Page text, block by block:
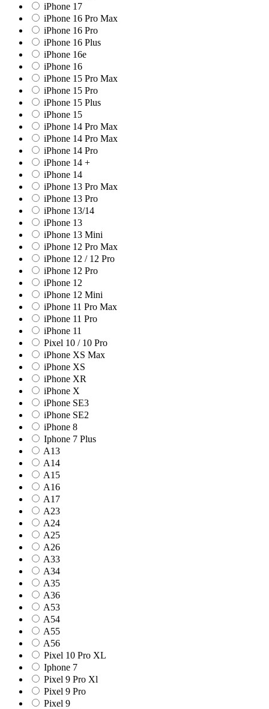
iPhone 17
iPhone 16 Pro Max
iPhone 16 Pro
iPhone 16 Plus
iPhone 16e
iPhone 16
iPhone 15 Pro Max
iPhone 15 Pro
iPhone 15 Plus
iPhone 15
iPhone 14 Pro Max
iPhone 14 Pro Max
iPhone 14 Pro
iPhone 14 +
iPhone 14
iPhone 13 Pro Max
iPhone 13 Pro
iPhone 13/14
iPhone 13
iPhone 13 Mini
iPhone 12 Pro Max
iPhone 12 / 12 Pro
iPhone 12 Pro
iPhone 12
iPhone 12 Mini
iPhone 11 Pro Max
iPhone 11 Pro
iPhone 11
Pixel 10 / 10 Pro
iPhone XS Max
iPhone XS
iPhone XR
iPhone X
iPhone SE3
iPhone SE2
iPhone 8
Iphone 7 Plus
A13
A14
A15
A16
A17
A23
A24
A25
A26
A33
A34
A35
A36
A53
A54
A55
A56
Pixel 10 Pro XL
Iphone 7
Pixel 9 Pro Xl
Pixel 9 Pro
Pixel 9